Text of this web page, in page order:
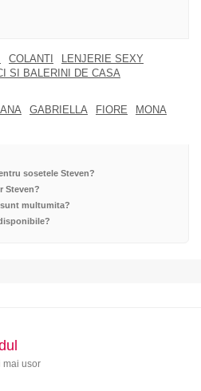
COLANTI
LENJERIE SEXY
SI BALERINI DE CASA
GABRIELLA FIORE
MONA
sosetele Steven?
Steven?
multumita?
mai usor